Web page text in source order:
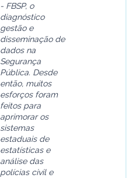
- FBSP, o
diagnóstico
gestão e
disseminação de
dados na
Segurança
Pública. Desde
então, muitos
esforços foram
feitos para
aprimorar os
sistemas
estaduais de
estatísticas e
análise das
polícias civil e